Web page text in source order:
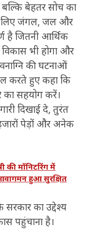
बेहतर सोच का
लिए जंगल, जल और
है जितनी आर्थिक
विकास भी होगा और
की घटनाओं
करते हुए कहा कि
सहयोग करें।
दिखाई दे, तुरंत
पेड़ों और अनेक
की मॉनिटरिंग में
हुआ सुरक्षित
सरकार का उद्देश्य
पहुंचाना है।